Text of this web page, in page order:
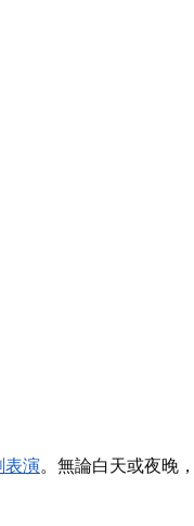
表演。 無論白天或夜晚